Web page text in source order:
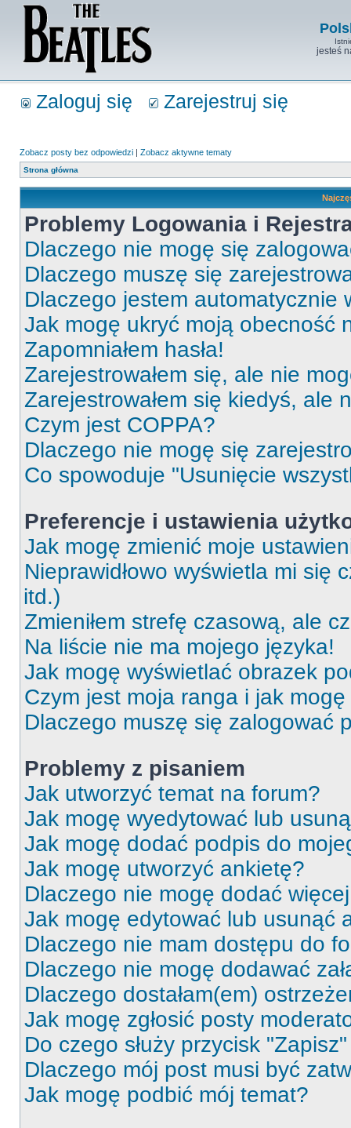
jesteś
Zaloguj się Zarejestruj się
Zobacz posty bez odpowiedzi | Zobacz aktywne tematy
Strona główna
Problemy Logowania i
Dlaczego nie mogę się
Dlaczego muszę się
Dlaczego jestem automatycznie
Jak mogę ukryć moją obecność
Zapomniałem hasła!
Zarejestrowałem się, ale nie
Zarejestrowałem się kiedyś, ale
Czym jest COPPA?
Dlaczego nie mogę się
Co spowoduje "Usunięcie
Preferencje i ustawienia
Jak mogę zmienić moje
Nieprawidłowo wyświetla mi się
itd.)
Zmieniłem strefę czasową, ale
Na liście nie ma mojego języka!
Jak mogę wyświetlać obrazek
Czym jest moja ranga i jak
Dlaczego muszę się zalogować
Problemy z pisaniem
Jak utworzyć temat na forum?
Jak mogę wyedytować lub
Jak mogę dodać podpis do
Jak mogę utworzyć ankietę?
Dlaczego nie mogę dodać
Jak mogę edytować lub usunąć
Dlaczego nie mam dostępu do
Dlaczego nie mogę dodawać
Dlaczego dostałam(em)
Jak mogę zgłosić posty
Do czego służy przycisk
Dlaczego mój post musi być
Jak mogę podbić mój temat?